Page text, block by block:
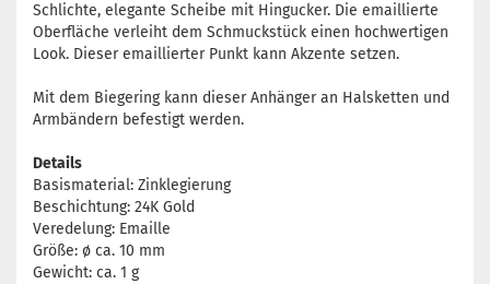
Schlichte, elegante Scheibe mit Hingucker. Die emaillierte
Oberfläche verleiht dem Schmuckstück einen hochwertigen
Look. Dieser emaillierter Punkt kann Akzente setzen.
Mit dem Biegering kann dieser Anhänger an Halsketten und
Armbändern befestigt werden.
Details
Basismaterial: Zinklegierung
Beschichtung: 24K Gold
Veredelung: Emaille
Größe: ø ca. 10 mm
Gewicht: ca. 1 g